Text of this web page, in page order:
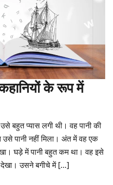
कहानियों के रूप में
बहुत प्यास लगी थी। वह पानी की
पानी नहीं मिला। अंत में वह एक
घड़े में पानी बहुत कम था। वह इसे
उसने बगीचे में […]